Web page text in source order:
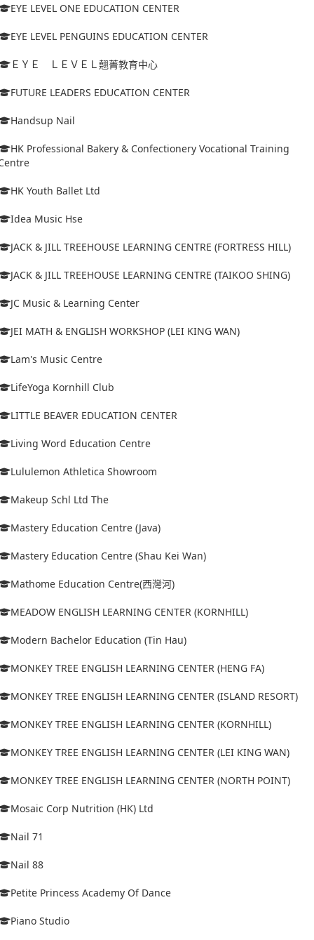
EYE LEVEL ONE EDUCATION CENTER
EYE LEVEL PENGUINS EDUCATION CENTER
ＥＹＥ ＬＥＶＥＬ翹菁教育中心
FUTURE LEADERS EDUCATION CENTER
Handsup Nail
HK Professional Bakery & Confectionery Vocational Training
HK Youth Ballet Ltd
Idea Music Hse
JACK & JILL TREEHOUSE LEARNING CENTRE (FORTRESS HILL)
JACK & JILL TREEHOUSE LEARNING CENTRE (TAIKOO SHING)
JC Music & Learning Center
JEI MATH & ENGLISH WORKSHOP (LEI KING WAN)
Lam's Music Centre
LifeYoga Kornhill Club
LITTLE BEAVER EDUCATION CENTER
Living Word Education Centre
Lululemon Athletica Showroom
Makeup Schl Ltd The
Mastery Education Centre (Java)
Mastery Education Centre (Shau Kei Wan)
Mathome Education Centre(西灣河)
MEADOW ENGLISH LEARNING CENTER (KORNHILL)
Modern Bachelor Education (Tin Hau)
MONKEY TREE ENGLISH LEARNING CENTER (HENG FA)
MONKEY TREE ENGLISH LEARNING CENTER (ISLAND RESORT)
MONKEY TREE ENGLISH LEARNING CENTER (KORNHILL)
MONKEY TREE ENGLISH LEARNING CENTER (LEI KING WAN)
MONKEY TREE ENGLISH LEARNING CENTER (NORTH POINT)
Mosaic Corp Nutrition (HK) Ltd
Nail 71
Nail 88
Petite Princess Academy Of Dance
Piano Studio